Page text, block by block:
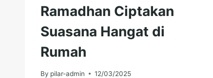
Ramadhan Ciptakan
Suasana Hangat di
Rumah
By pilar-admin 12/03/2025